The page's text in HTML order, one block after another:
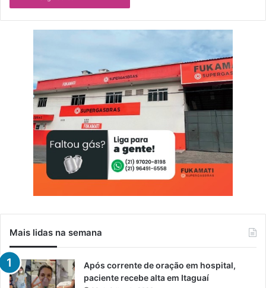
Mais lidas na semana
Após corrente de oração em hospital,
paciente recebe alta em Itaguaí